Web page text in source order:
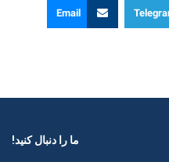
Email
ما را دنبال کنید! ​